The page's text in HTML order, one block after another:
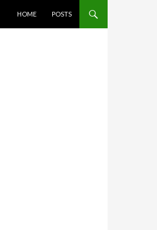
HOME
POSTS